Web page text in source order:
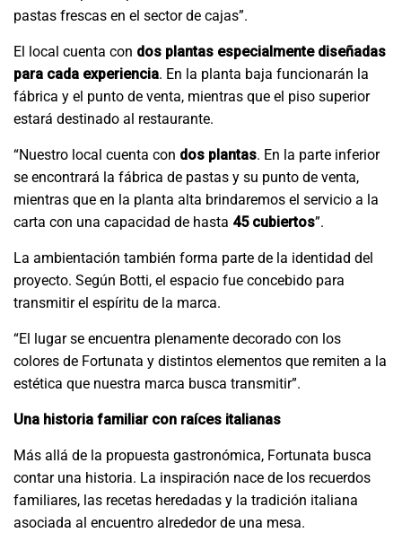
pastas frescas en el sector de cajas”.
El local cuenta con dos plantas especialmente diseñadas
para cada experiencia. En la planta baja funcionarán la
fábrica y el punto de venta, mientras que el piso superior
estará destinado al restaurante.
“Nuestro local cuenta con dos plantas. En la parte inferior
se encontrará la fábrica de pastas y su punto de venta,
mientras que en la planta alta brindaremos el servicio a la
carta con una capacidad de hasta 45 cubiertos”.
La ambientación también forma parte de la identidad del
proyecto. Según Botti, el espacio fue concebido para
transmitir el espíritu de la marca.
“El lugar se encuentra plenamente decorado con los
colores de Fortunata y distintos elementos que remiten a la
estética que nuestra marca busca transmitir”.
Una historia familiar con raíces italianas
Más allá de la propuesta gastronómica, Fortunata busca
contar una historia. La inspiración nace de los recuerdos
familiares, las recetas heredadas y la tradición italiana
asociada al encuentro alrededor de una mesa.